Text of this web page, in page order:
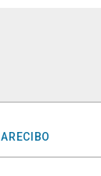
ARECIBO